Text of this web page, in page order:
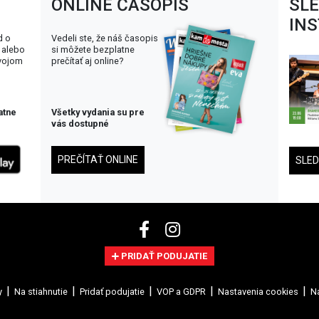
o
ONLINE ČASOPIS
Vedeli ste, že náš časopis
si môžete bezplatne
prečítať aj online?
Všetky vydania su pre
vás dostupné
PREČÍTAŤ ONLINE
PRIDAŤ PODUJATIE
Na stiahnutie Pridať podujatie VOP a GDPR Nastavenia cookies